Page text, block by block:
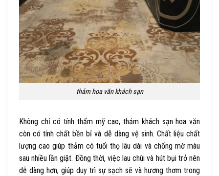
thảm hoa văn khách sạn
Không chỉ có tính thẩm mỹ cao, thảm khách sạn hoa văn
còn có tính chất bền bỉ và dễ dàng vệ sinh. Chất liệu chất
lượng cao giúp thảm có tuổi thọ lâu dài và chống mờ màu
sau nhiều lần giặt. Đồng thời, việc lau chùi và hút bụi trở nên
dễ dàng hơn, giúp duy trì sự sạch sẽ và hương thơm trong